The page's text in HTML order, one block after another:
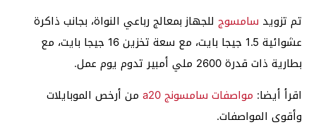
تم تزويد سامسوج للجهاز بمعالج رباعي النواة، بجانب ذاكرة
عشوائية 1.5 جيجا بايت، مع سعة تخزين 16 جيجا بايت، مع
بطارية ذات قدرة 2600 ملي أمبير تدوم يوم عمل.
اقرأ أيضا: مواصفات سامسونج a20
من أرخص الموبايلات
وأقوى المواصفات.